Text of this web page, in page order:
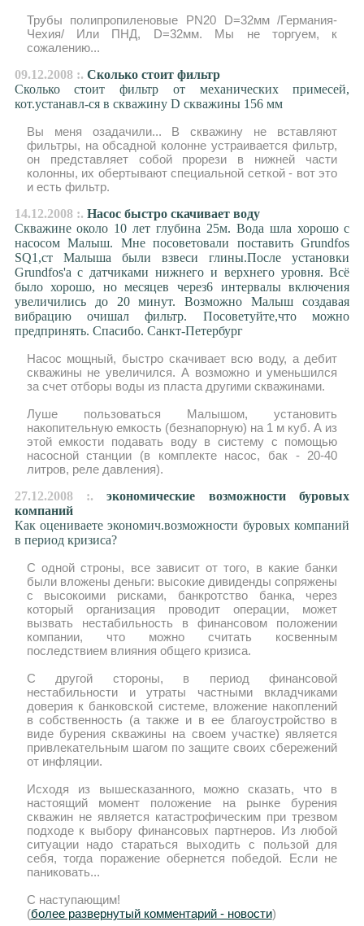
Трубы полипропиленовые PN20 D=32мм /Германия-
Чехия/ Или ПНД, D=32мм. Мы не торгуем, к
сожалению...
09.12.2008 :. Сколько стоит фильтр
Сколько стоит фильтр от механических примесей,
кот.устанавл-ся в скважину D скважины 156 мм
Вы меня озадачили... В скважину не вставляют
фильтры, на обсадной колонне устраивается фильтр,
он представляет собой прорези в нижней части
колонны, их обертывают специальной сеткой - вот это
и есть фильтр.
14.12.2008 :. Насос быстро скачивает воду
Скважине около 10 лет глубина 25м. Вода шла хорошо с
насосом Малыш. Мне посоветовали поставить Grundfos
SQ1,ст Малыша были взвеси глины.После установки
Grundfos'а с датчиками нижнего и верхнего уровня. Всё
было хорошо, но месяцев через6 интервалы включения
увеличились до 20 минут. Возможно Малыш создавая
вибрацию очишал фильтр. Посоветуйте,что можно
предпринять. Спасибо. Санкт-Петербург
Насос мощный, быстро скачивает всю воду, а дебит
скважины не увеличился. А возможно и уменьшился
за счет отборы воды из пласта другими скважинами.
Луше пользоваться Малышом, установить
накопительную емкость (безнапорную) на 1 м куб. А из
этой емкости подавать воду в систему с помощью
насосной станции (в комплекте насос, бак - 20-40
литров, реле давления).
27.12.2008 :. экономические возможности буровых
компаний
Как оцениваете экономич.возможности буровых компаний
в период кризиса?
С одной строны, все зависит от того, в какие банки
были вложены деньги: высокие дивиденды сопряжены
с высокоими рисками, банкротство банка, через
который организация проводит операции, может
вызвать нестабильность в финансовом положении
компании, что можно считать косвенным
последствием влияния общего кризиса.
С другой стороны, в период финансовой
нестабильности и утраты частными вкладчиками
доверия к банковской системе, вложение накоплений
в собственность (а также и в ее благоустройство в
виде бурения скважины на своем участке) является
привлекательным шагом по защите своих сбережений
от инфляции.
Исходя из вышесказанного, можно сказать, что в
настоящий момент положение на рынке бурения
скважин не является катастрофическим при трезвом
подходе к выбору финансовых партнеров. Из любой
ситуации надо стараться выходить с пользой для
себя, тогда поражение обернется победой. Если не
паниковать...
С наступающим!
(более развернутый комментарий - новости)